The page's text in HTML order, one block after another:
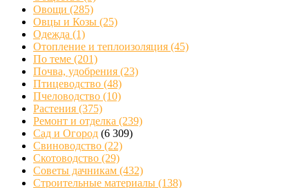
Овощи (285)
Овцы и Козы (25)
Одежда (1)
Отопление и теплоизоляция (45)
По теме (201)
Почва, удобрения (23)
Птицеводство (48)
Пчеловодство (10)
Растения (375)
Ремонт и отделка (239)
Сад и Огород (6 309)
Свиноводство (22)
Скотоводство (29)
Советы дачникам (432)
Строительные материалы (138)